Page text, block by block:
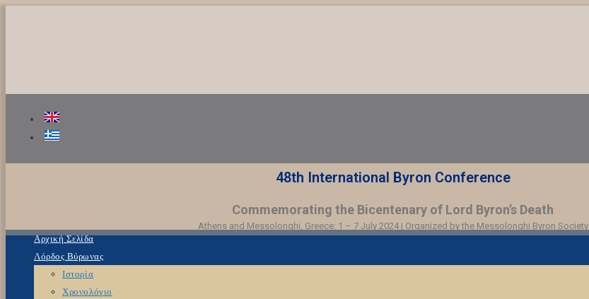
48th International Byron Conference
Commemorating the Bicentenary of Lord Byron’s Death
Athens and Messolonghi, Greece: 1 – 7 July 2024 | Organized by the Messolonghi Byron Society
Αρχική Σελίδα
Λόρδος Βύρωνας
Ιστορία
Χρονολόγιο